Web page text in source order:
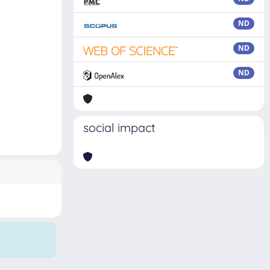
ND
ND
ND
social impact